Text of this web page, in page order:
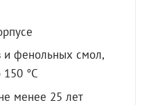
и фенольных смол,
°C
менее 25 лет